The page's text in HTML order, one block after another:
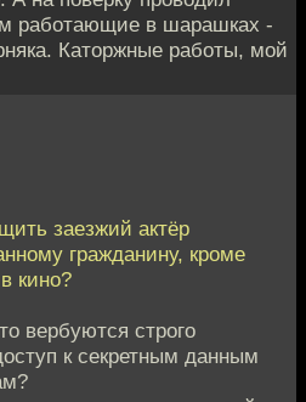
работающие в шарашках -
Каторжные работы, мой
заезжий актёр
гражданину, кроме
кино?
вербуются строго
к секретным данным